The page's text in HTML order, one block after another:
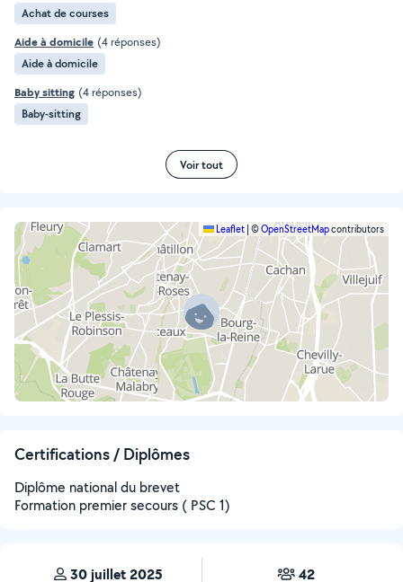
Achat de courses
Aide à domicile (4 réponses)
Aide à domicile
Baby sitting (4 réponses)
Baby-sitting
Voir tout
Leaflet ©OpenStreetMapcontributors
Certifications / Diplômes
Diplôme national du brevet
Formation premier secours ( PSC 1)
30 juillet 2025 42